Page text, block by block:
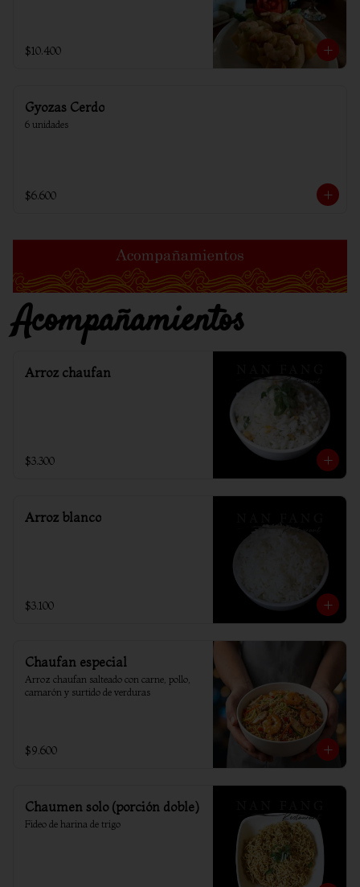
$10.400
Gyozas Cerdo
6 unidades
$6.600
Acompañamientos
Arroz chaufan
$3.300
Arroz blanco
$3.100
Chaufan especial
Arroz chaufan salteado con carne, pollo,
camarón y surtido de verduras
$9.600
Chaumen solo (porción doble)
Fideo de harina de trigo